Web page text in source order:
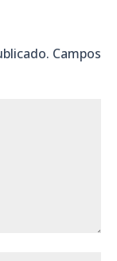
Campos